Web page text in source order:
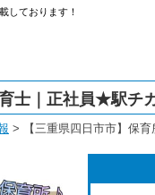
しております！
育士｜正社員★駅
> 【三重県四日市市】保